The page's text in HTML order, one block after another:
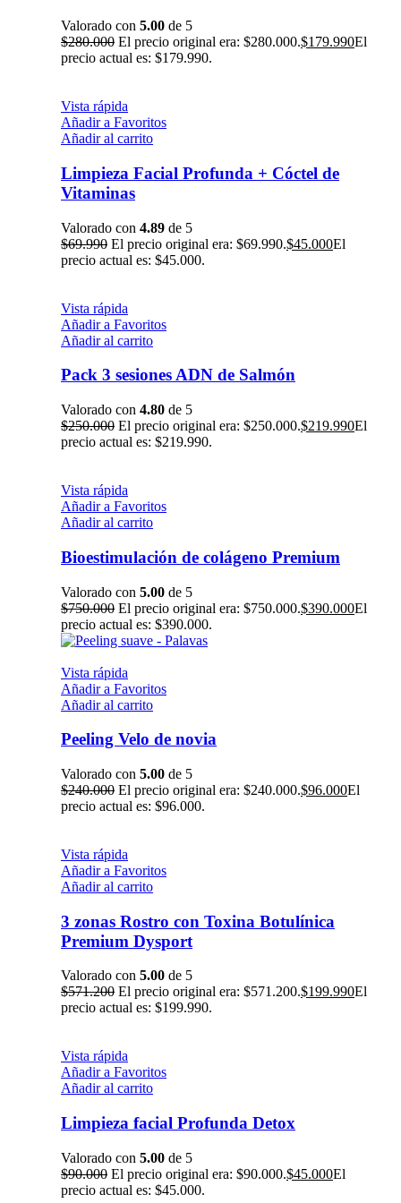
Valorado con 5.00 de 5
$280.000 El precio original era: $280.000.$179.990El
precio actual es: $179.990.
Vista rápida
Añadir a Favoritos
Añadir al carrito
Limpieza Facial Profunda + Cóctel de
Vitaminas
Valorado con 4.89 de 5
$69.990 El precio original era: $69.990.$45.000El
precio actual es: $45.000.
Vista rápida
Añadir a Favoritos
Añadir al carrito
Pack 3 sesiones ADN de Salmón
Valorado con 4.80 de 5
$250.000 El precio original era: $250.000.$219.990El
precio actual es: $219.990.
Vista rápida
Añadir a Favoritos
Añadir al carrito
Bioestimulación de colágeno Premium
Valorado con 5.00 de 5
$750.000 El precio original era: $750.000.$390.000El
precio actual es: $390.000.
Vista rápida
Añadir a Favoritos
Añadir al carrito
Peeling Velo de novia
Valorado con 5.00 de 5
$240.000 El precio original era: $240.000.$96.000El
precio actual es: $96.000.
Vista rápida
Añadir a Favoritos
Añadir al carrito
3 zonas Rostro con Toxina Botulínica
Premium Dysport
Valorado con 5.00 de 5
$571.200 El precio original era: $571.200.$199.990El
precio actual es: $199.990.
Vista rápida
Añadir a Favoritos
Añadir al carrito
Limpieza facial Profunda Detox
Valorado con 5.00 de 5
$90.000 El precio original era: $90.000.$45.000El
precio actual es: $45.000.